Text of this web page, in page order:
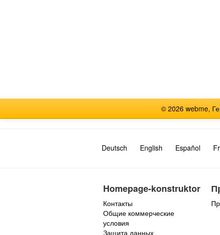
© 2026 webme,
Deutsch English Español
Homepage-konstruktor
Контакты
Общие коммерческие
условия
Защита данных